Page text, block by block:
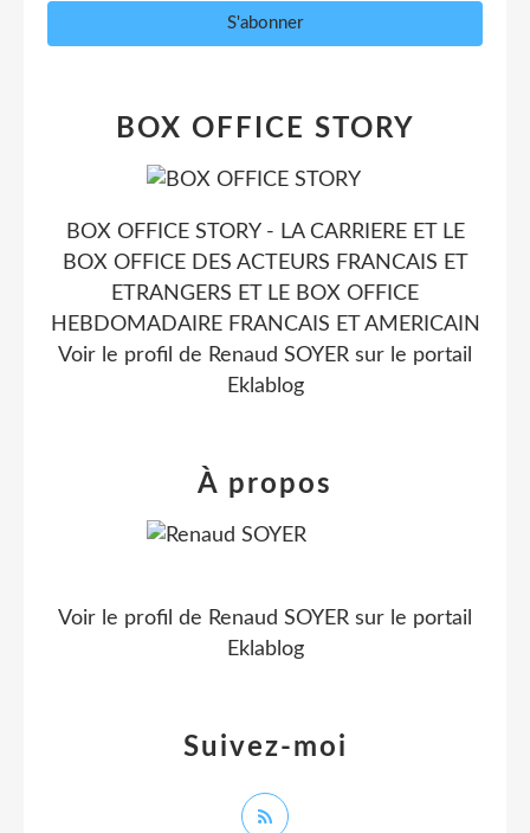
BOX OFFICE STORY
BOX OFFICE STORY - LA CARRIERE ET LE
BOX OFFICE DES ACTEURS FRANCAIS ET
ETRANGERS ET LE BOX OFFICE
HEBDOMADAIRE FRANCAIS ET AMERICAIN
Voir le profil de Renaud SOYER sur le portail
Eklablog
Suivez-moi
À propos
Voir le profil de Renaud SOYER sur le portail
Eklablog